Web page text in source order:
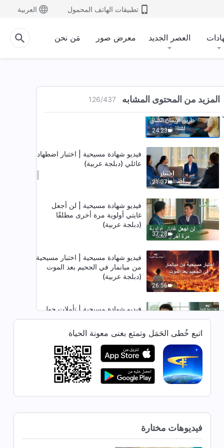
تطبيقات الهاتف المحمول العربية
العصر الجديد معرض صور مَن نحن
المزيد من المحتوى المشابه 126/437
على القيادة (دبلجة عربية)
24:23
فيديو شهادة مسيحية | طريق الإيمان
الشاق لفتاة هندية (دبلجة عربية)
21:37
فيديو شهادة مسيحية | اختبار اضطهاد
عائلي (دبلجة عربية)
37:28
فيديو شهادة مسيحية | لن أجعل
غايتي أولوية مرة أخرى مطلقًا
(دبلجة عربية)
26:56
فيديو شهادة مسيحية | اختبار مسيحية
من ميانمار في الجحيم بعد الموت
(دبلجة عربية)
43:58
فيديو شهادة مسيحية | تأملات حول
اشتهاء المكانة (دبلجة عربية)
فيديو شهادة مسيحية | ما يكمن وراء
هجمات أقاربي (دبلجة عربية)
30:01
فيديو شهادة مسيحية | تأملات حول
اتبع خُطى الحَمَل وتمتع بغنى معونة الحياة
فيديوهات مختارة